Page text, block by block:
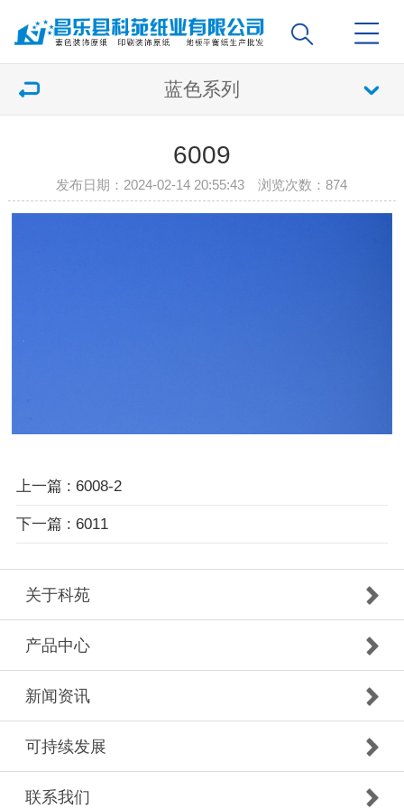
蓝色系列
6009
发布日期：2024-02-14 20:55:43 浏览次数：874
上一篇 : 6008-2
下一篇 : 6011
关于科苑
产品中心
新闻资讯
可持续发展
联系我们